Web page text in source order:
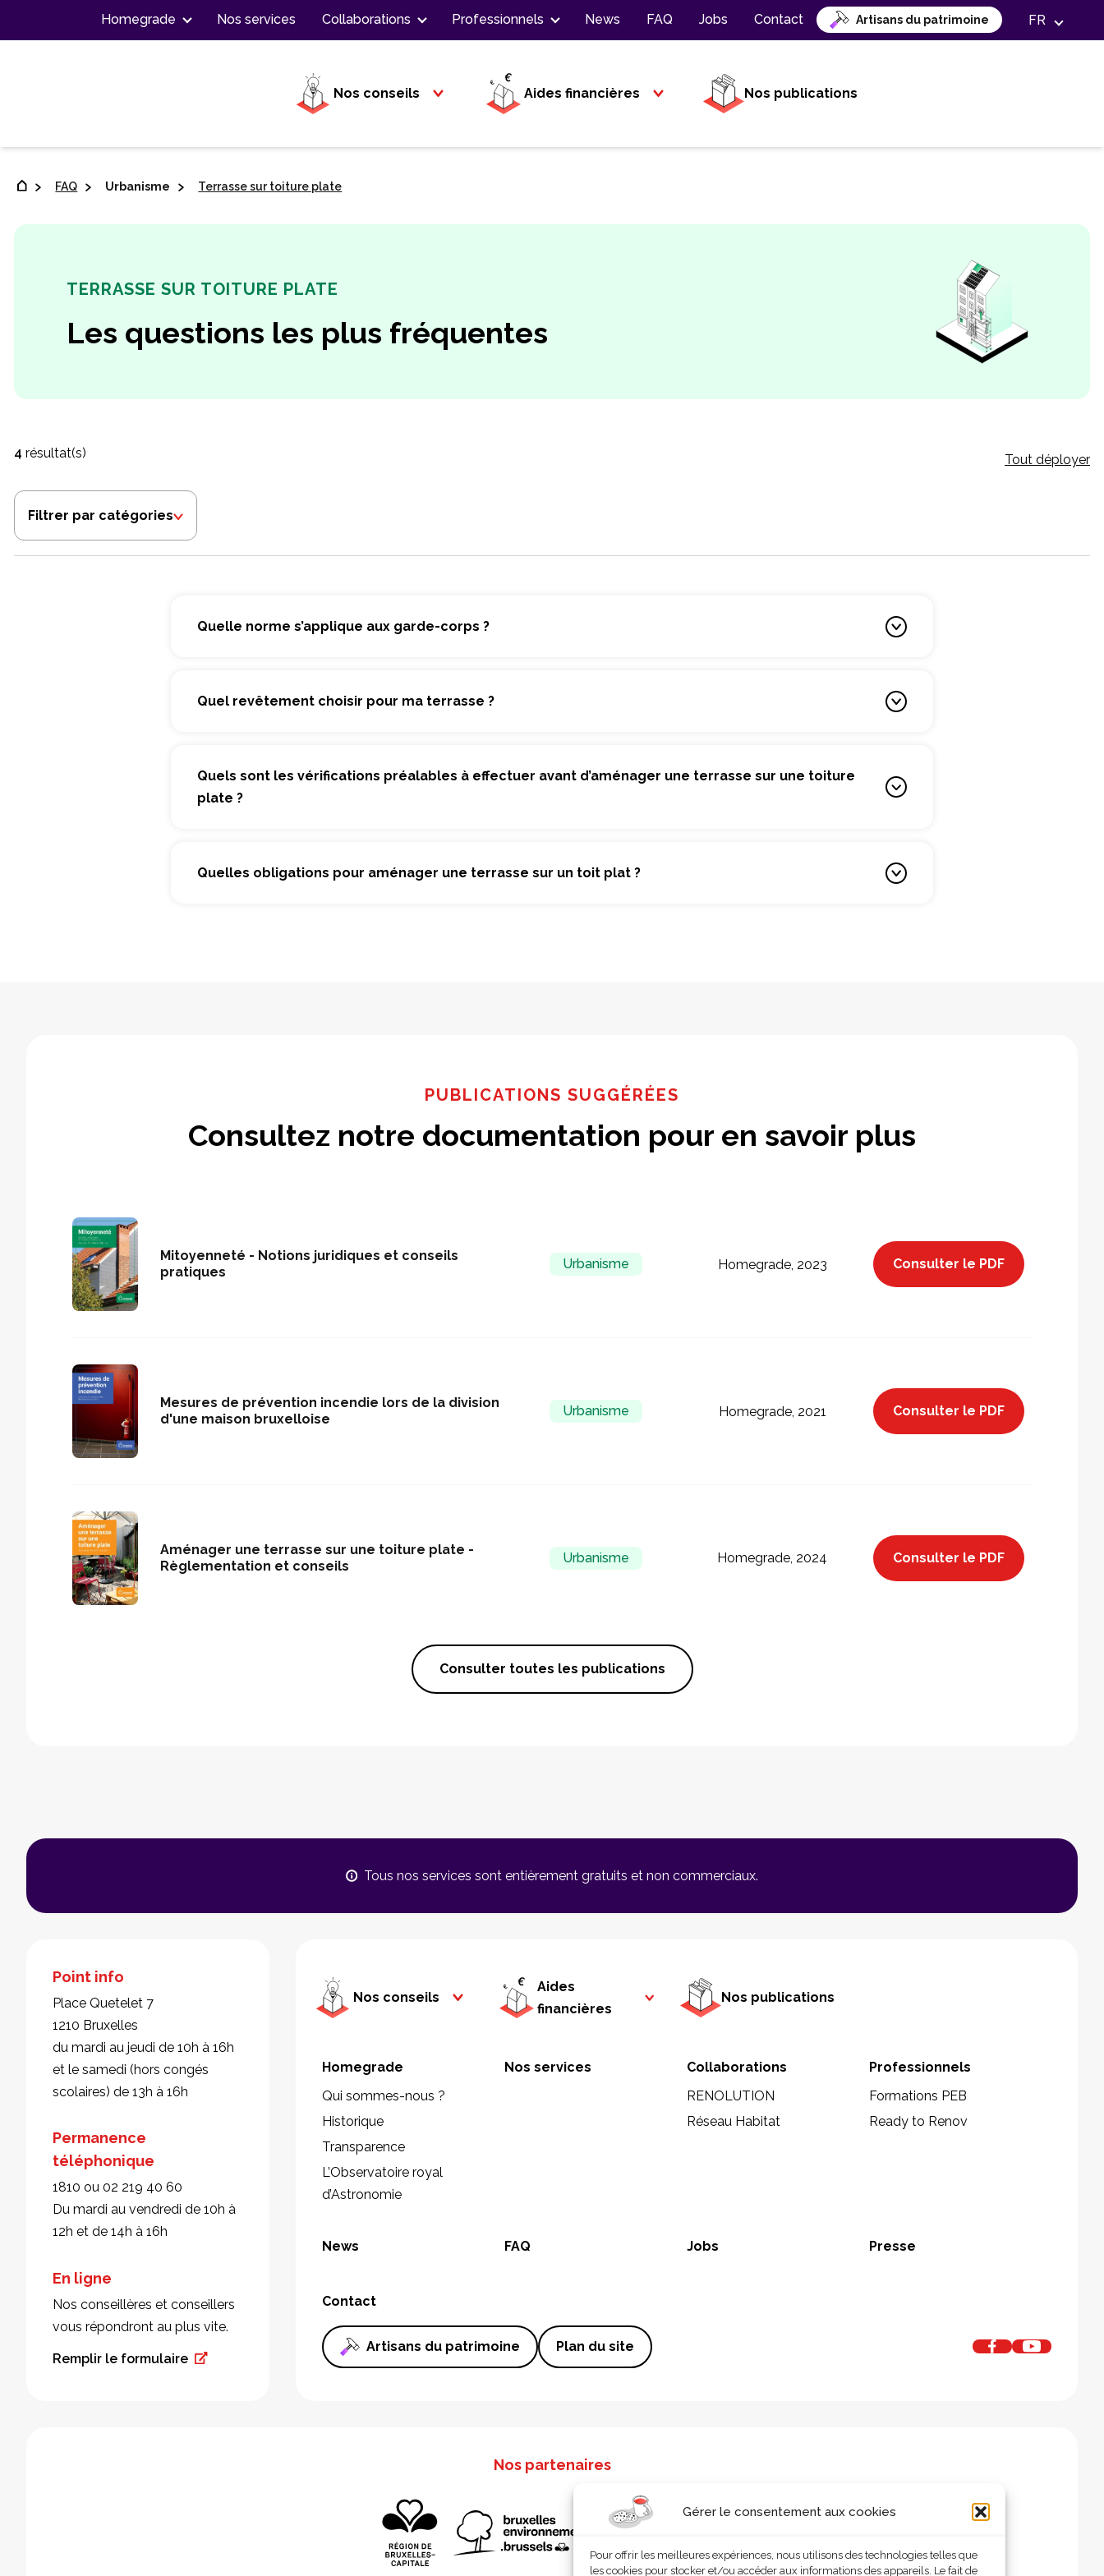
Gérer le consentement aux cookies
Pour offrir les meilleures expériences, nous utilisons des technologies telles que
les cookies pour stocker et/ou accéder aux informations des appareils. Le fait de
Homegrade Nos services Collaborations Professionnels News FAQ Jobs Contact Artisans du patrimoine FR
Nos conseils Aides financières Nos publications
FAQ Urbanisme Terrasse sur toiture plate
TERRASSE SUR TOITURE PLATE
Les questions les plus fréquentes
4 résultat(s) Tout déployer
Filtrer par catégories
Quelle norme s’applique aux garde-corps ?
Quel revêtement choisir pour ma terrasse ?
Quels sont les vérifications préalables à effectuer avant d’aménager une terrasse sur une toiture
plate ?
Quelles obligations pour aménager une terrasse sur un toit plat ?
PUBLICATIONS SUGGÉRÉES
Consultez notre documentation pour en savoir plus
Mitoyenneté - Notions juridiques et conseils
pratiques
Urbanisme Homegrade, 2023 Consulter le PDF
Mesures de prévention incendie lors de la division
d'une maison bruxelloise
Urbanisme Homegrade, 2021 Consulter le PDF
Aménager une terrasse sur une toiture plate -
Règlementation et conseils
Urbanisme Homegrade, 2024 Consulter le PDF
Consulter toutes les publications
Tous nos services sont entièrement gratuits et non commerciaux.
Point info
Place Quetelet 7
1210 Bruxelles
du mardi au jeudi de 10h à 16h
et le samedi (hors congés
scolaires) de 13h à 16h
Permanence
téléphonique
1810 ou 02 219 40 60
Du mardi au vendredi de 10h à
12h et de 14h à 16h
En ligne
Nos conseillères et conseillers
vous répondront au plus vite.
Remplir le formulaire
Nos conseils
Aides
financières
Nos publications
Homegrade
Qui sommes-nous ?
Historique
Transparence
L’Observatoire royal
d’Astronomie
Nos services
Collaborations
RENOLUTION
Réseau Habitat
Professionnels
Formations PEB
Ready to Renov
News FAQ Jobs Presse
Contact
Artisans du patrimoine Plan du site
Nos partenaires